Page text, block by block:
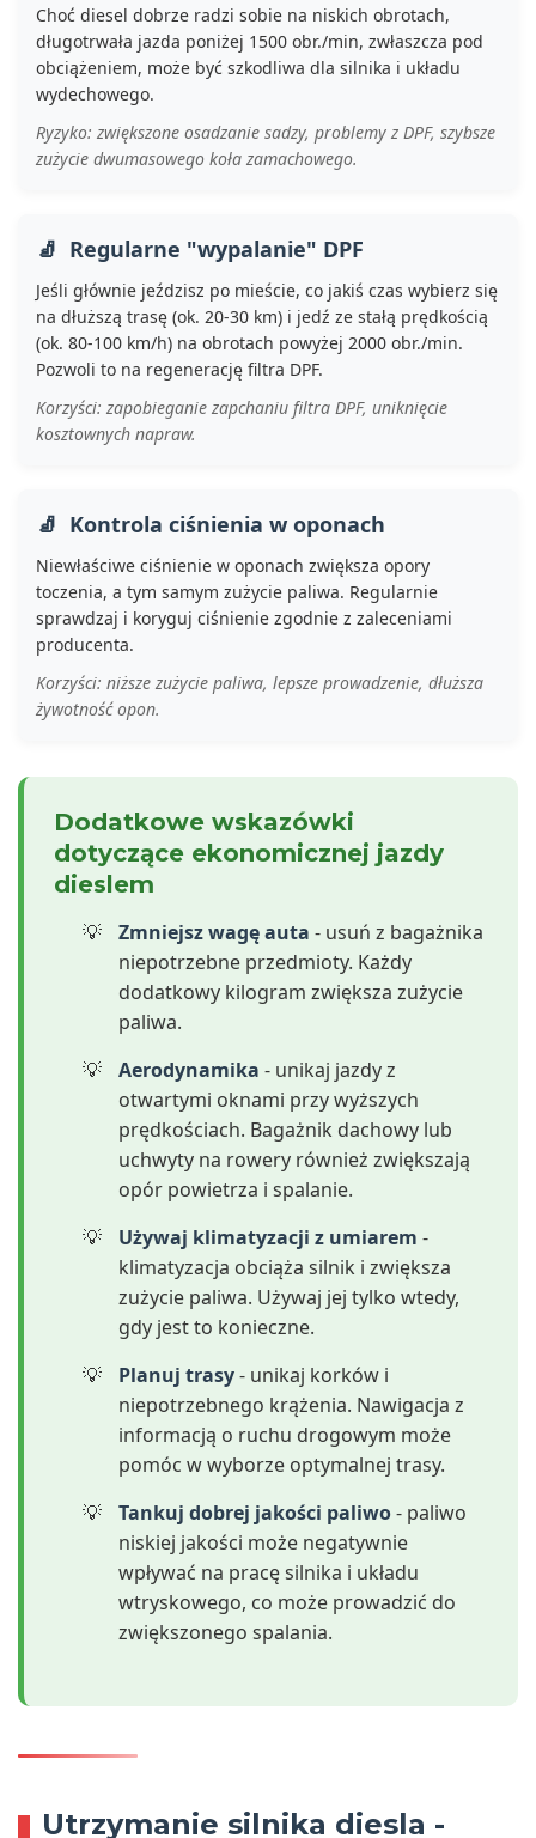
Choć diesel dobrze radzi sobie na niskich obrotach,
długotrwała jazda poniżej 1500 obr./min, zwłaszcza pod
obciążeniem, może być szkodliwa dla silnika i układu
wydechowego.
Ryzyko: zwiększone osadzanie sadzy, problemy z DPF, szybsze
zużycie dwumasowego koła zamachowego.
Regularne "wypalanie" DPF
Jeśli głównie jeździsz po mieście, co jakiś czas wybierz się
na dłuższą trasę (ok. 20-30 km) i jedź ze stałą prędkością
(ok. 80-100 km/h) na obrotach powyżej 2000 obr./min.
Pozwoli to na regenerację filtra DPF.
Korzyści: zapobieganie zapchaniu filtra DPF, uniknięcie
kosztownych napraw.
Kontrola ciśnienia w oponach
Niewłaściwe ciśnienie w oponach zwiększa opory
toczenia, a tym samym zużycie paliwa. Regularnie
sprawdzaj i koryguj ciśnienie zgodnie z zaleceniami
producenta.
Korzyści: niższe zużycie paliwa, lepsze prowadzenie, dłuższa
żywotność opon.
Dodatkowe wskazówki
dotyczące ekonomicznej jazdy
dieslem
Zmniejsz wagę auta - usuń z bagażnika
niepotrzebne przedmioty. Każdy
dodatkowy kilogram zwiększa zużycie
paliwa.
Aerodynamika - unikaj jazdy z
otwartymi oknami przy wyższych
prędkościach. Bagażnik dachowy lub
uchwyty na rowery również zwiększają
opór powietrza i spalanie.
Używaj klimatyzacji z umiarem -
klimatyzacja obciąża silnik i zwiększa
zużycie paliwa. Używaj jej tylko wtedy,
gdy jest to konieczne.
Planuj trasy- unikaj korków i
niepotrzebnego krążenia. Nawigacja z
informacją o ruchu drogowym może
pomóc w wyborze optymalnej trasy.
Tankuj dobrej jakości paliwo- paliwo
niskiej jakości może negatywnie
wpływać na pracę silnika i układu
wtryskowego, co może prowadzić do
zwiększonego spalania.
Utrzymanie silnika diesla -